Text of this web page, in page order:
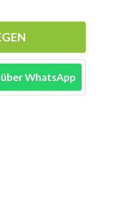
WhatsApp